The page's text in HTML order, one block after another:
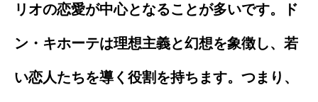
リオの恋愛が中心となることが多いです。ド
ン・キホーテは理想主義と幻想を象徴し、若
い恋人たちを導く役割を持ちます。つまり、